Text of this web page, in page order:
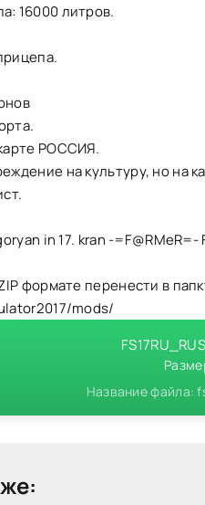
16000 литров.
РОССИЯ.
на культуру, но на
in 17. kran -=F@RMeR=-
формате перенести в
mods/
Название файла: